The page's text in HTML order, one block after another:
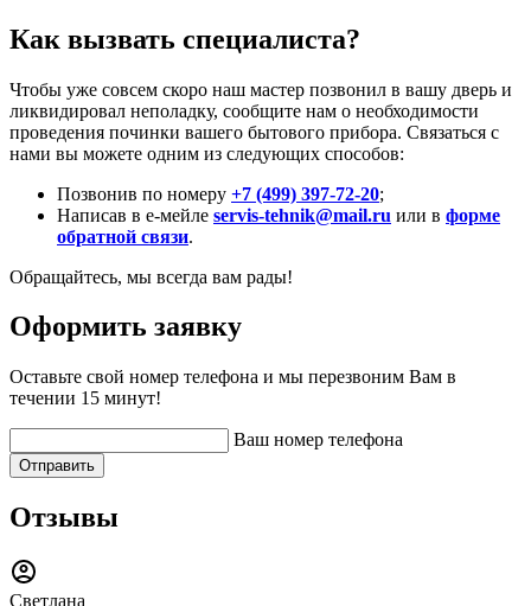
Как вызвать специалиста?
Чтобы уже совсем скоро наш мастер позвонил в вашу дверь и
ликвидировал неполадку, сообщите нам о необходимости
проведения починки вашего бытового прибора. Связаться с
нами вы можете одним из следующих способов:
Позвонив по номеру +7 (499) 397-72-20;
Написав в е-мейле servis-tehnik@mail.ru или в форме
обратной связи.
Обращайтесь, мы всегда вам рады!
Оформить заявку
Оставьте свой номер телефона и мы перезвоним Вам в
течении 15 минут!
Ваш номер телефона
Отправить
Отзывы
Светлана